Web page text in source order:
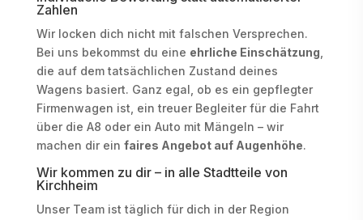
Zahlen
Wir locken dich nicht mit falschen Versprechen.
Bei uns bekommst du eine ehrliche Einschätzung
die auf dem tatsächlichen Zustand deines
Wagens basiert. Ganz egal, ob es ein gepflegter
Firmenwagen ist, ein treuer Begleiter für die Fahrt
über die A8 oder ein Auto mit Mängeln – wir
machen dir ein faires Angebot auf Augenhöhe.
Wir kommen zu dir – in alle Stadtteile von
Kirchheim
Unser Team ist täglich für dich in der Region